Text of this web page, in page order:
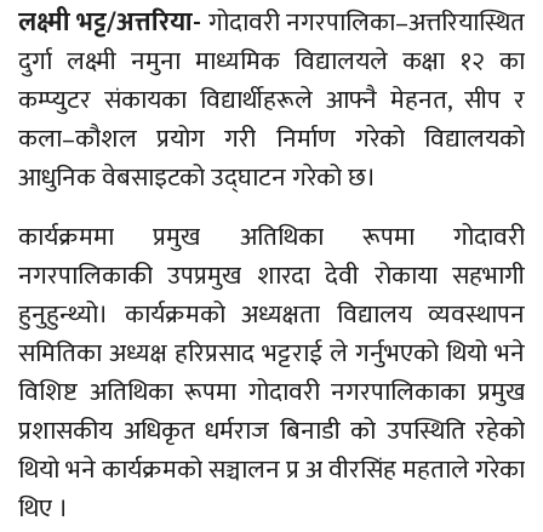
लक्ष्मी भट्ट/अत्तरिया- गोदावरी नगरपालिका–अत्तरियास्थित
दुर्गा लक्ष्मी नमुना माध्यमिक विद्यालयले कक्षा १२ का
कम्प्युटर संकायका विद्यार्थीहरूले आफ्नै मेहनत, सीप र
कला–कौशल प्रयोग गरी निर्माण गरेको विद्यालयको
आधुनिक वेबसाइटको उद्घाटन गरेको छ।
कार्यक्रममा प्रमुख अतिथिका रूपमा गोदावरी
नगरपालिकाकी उपप्रमुख शारदा देवी रोकाया सहभागी
हुनुहुन्थ्यो। कार्यक्रमको अध्यक्षता विद्यालय व्यवस्थापन
समितिका अध्यक्ष हरिप्रसाद भट्टराई ले गर्नुभएको थियो भने
विशिष्ट अतिथिका रूपमा गोदावरी नगरपालिकाका प्रमुख
प्रशासकीय अधिकृत धर्मराज बिनाडी को उपस्थिति रहेको
थियो भने कार्यक्रमको सञ्चालन प्र अ वीरसिंह महताले गरेका
थिए ।